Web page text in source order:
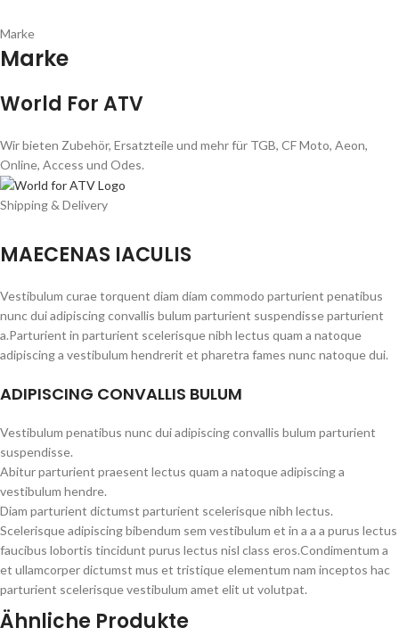
Marke
Marke
World For ATV
Wir bieten Zubehör, Ersatzteile und mehr für TGB, CF Moto, Aeon,
Online, Access und Odes.
Shipping & Delivery
MAECENAS IACULIS
Vestibulum curae torquent diam diam commodo parturient penatibus
nunc dui adipiscing convallis bulum parturient suspendisse parturient
a.Parturient in parturient scelerisque nibh lectus quam a natoque
adipiscing a vestibulum hendrerit et pharetra fames nunc natoque dui.
ADIPISCING CONVALLIS BULUM
Vestibulum penatibus nunc dui adipiscing convallis bulum parturient
suspendisse.
Abitur parturient praesent lectus quam a natoque adipiscing a
vestibulum hendre.
Diam parturient dictumst parturient scelerisque nibh lectus.
Scelerisque adipiscing bibendum sem vestibulum et in a a a purus lectus
faucibus lobortis tincidunt purus lectus nisl class eros.Condimentum a
et ullamcorper dictumst mus et tristique elementum nam inceptos hac
parturient scelerisque vestibulum amet elit ut volutpat.
Ähnliche Produkte